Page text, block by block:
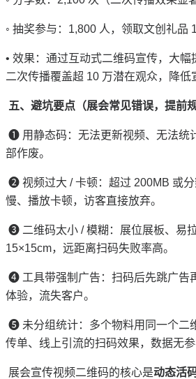
◦ 抽奖参与： 1,800 人，领取文创礼品
• 效果：通过互动式二维码宣传，大幅
二次传播覆盖超 10 万潜在观众，降低
五、避坑要点（展会常见错误，提前规
❶ 用静态码：无法更新视频、无法统
部作废。
❷ 视频过大 /卡顿：超过 200MB 或
慢、播放卡顿，访客直接放弃。
❸ 二维码太小 /模糊：展位展板、易
15×15cm，远距离扫码失败率高。
❹ 工具带强制广告：扫码后先跳广告
体验，流失客户。
❺ 未分组统计：多个物料用同一个二
传单、线上引流的扫码效果，数据无参
展会宣传视频二维码的核心是动态活